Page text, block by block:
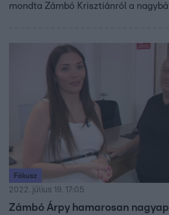
mondta Zámbó Krisztiánról a
Fókusz
2022. július 19. 17:05
Zámbó Árpy hamarosan